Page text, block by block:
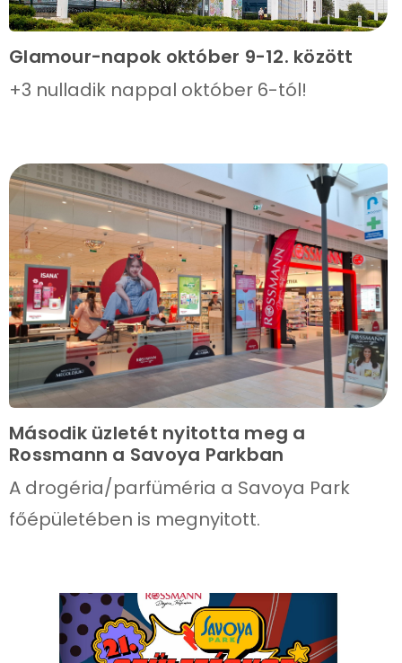
Glamour-napok október 9-12. között
+3 nulladik nappal október 6-tól!
Második üzletét nyitotta meg a
Rossmann a Savoya Parkban
A drogéria/parfüméria a Savoya Park
főépületében is megnyitott.